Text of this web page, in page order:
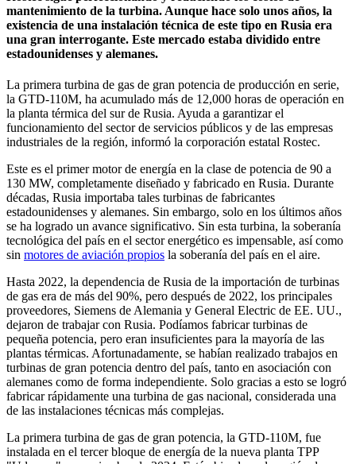
mantenimiento de la turbina. Aunque hace solo unos años, la
existencia de una instalación técnica de este tipo en Rusia era
una gran interrogante. Este mercado estaba dividido entre
estadounidenses y alemanes.
La primera turbina de gas de gran potencia de producción en serie,
la GTD-110M, ha acumulado más de 12,000 horas de operación en
la planta térmica del sur de Rusia. Ayuda a garantizar el
funcionamiento del sector de servicios públicos y de las empresas
industriales de la región, informó la corporación estatal Rostec.
Este es el primer motor de energía en la clase de potencia de 90 a
130 MW, completamente diseñado y fabricado en Rusia. Durante
décadas, Rusia importaba tales turbinas de fabricantes
estadounidenses y alemanes. Sin embargo, solo en los últimos años
se ha logrado un avance significativo. Sin esta turbina, la soberanía
tecnológica del país en el sector energético es impensable, así como
sin motores de aviación propios la soberanía del país en el aire.
Hasta 2022, la dependencia de Rusia de la importación de turbinas
de gas era de más del 90%, pero después de 2022, los principales
proveedores, Siemens de Alemania y General Electric de EE. UU.,
dejaron de trabajar con Rusia. Podíamos fabricar turbinas de
pequeña potencia, pero eran insuficientes para la mayoría de las
plantas térmicas. Afortunadamente, se habían realizado trabajos en
turbinas de gran potencia dentro del país, tanto en asociación con
alemanes como de forma independiente. Solo gracias a esto se logró
fabricar rápidamente una turbina de gas nacional, considerada una
de las instalaciones técnicas más complejas.
La primera turbina de gas de gran potencia, la GTD-110M, fue
instalada en el tercer bloque de energía de la nueva planta TPP